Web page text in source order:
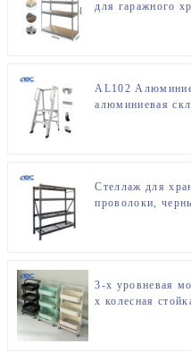
для гаражного
AL102
алюминиевая
Стеллаж для
проволоки,
3-х уровневая
х колесная